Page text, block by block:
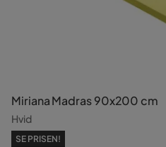
Miriana Madras 90x200 cm
Hvid
SE PRISEN!